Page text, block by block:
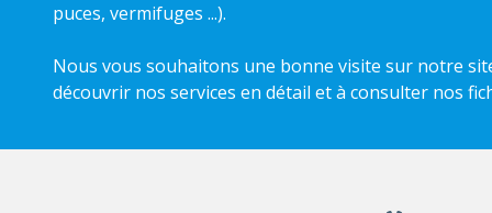
puces, vermifuges ...).
Nous vous souhaitons une bonne visite sur notre
découvrir nos services en détail et à consulter nos